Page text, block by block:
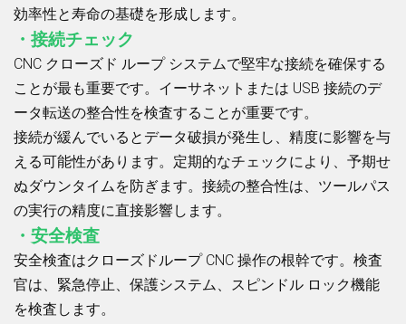
効率性と寿命の基礎を形成します。
・接続チェック
CNC クローズド ループ システムで堅牢な接続を確保する
ことが最も重要です。イーサネットまたは USB 接続のデ
ータ転送の整合性を検査することが重要です。
接続が緩んでいるとデータ破損が発生し、精度に影響を与
える可能性があります。定期的なチェックにより、予期せ
ぬダウンタイムを防ぎます。接続の整合性は、ツールパス
の実行の精度に直接影響します。
・安全検査
安全検査はクローズドループ CNC 操作の根幹です。検査
官は、緊急停止、保護システム、スピンドル ロック機能
を検査します。